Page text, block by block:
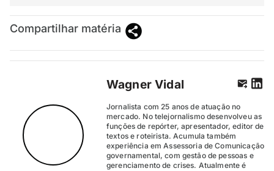
Compartilhar matéria
Wagner Vidal
Jornalista com 25 anos de atuação no
mercado. No telejornalismo desenvolveu as
funções de repórter, apresentador, editor de
textos e roteirista. Acumula também
experiência em Assessoria de Comunicação
governamental, com gestão de pessoas e
gerenciamento de crises. Atualmente é